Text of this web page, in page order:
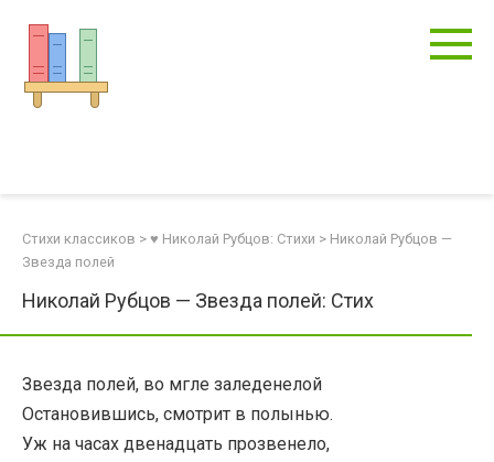
контенту
Стихи классиков > ♥ Николай Рубцов: Стихи > Николай Рубцов —
Звезда полей
Николай Рубцов — Звезда полей: Стих
Звезда полей, во мгле заледенелой
Остановившись, смотрит в полынью.
Уж на часах двенадцать прозвенело,